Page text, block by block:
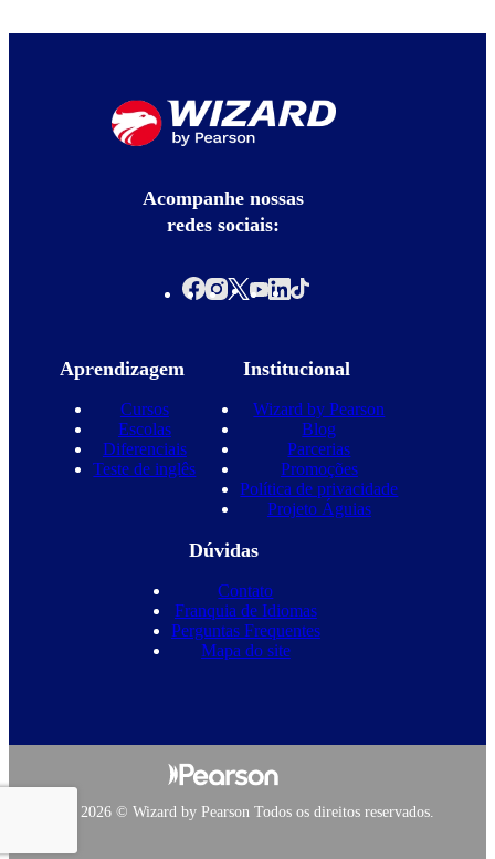
Acompanhe nossas
redes sociais:
Aprendizagem
Cursos
Escolas
Diferenciais
Teste de inglês
Institucional
Wizard by Pearson
Blog
Parcerias
Promoções
Política de privacidade
Projeto Águias
Dúvidas
Contato
Franquia de Idiomas
Perguntas Frequentes
Mapa do site
Copyright 2026 © Wizard by Pearson Todos os direitos reservados.